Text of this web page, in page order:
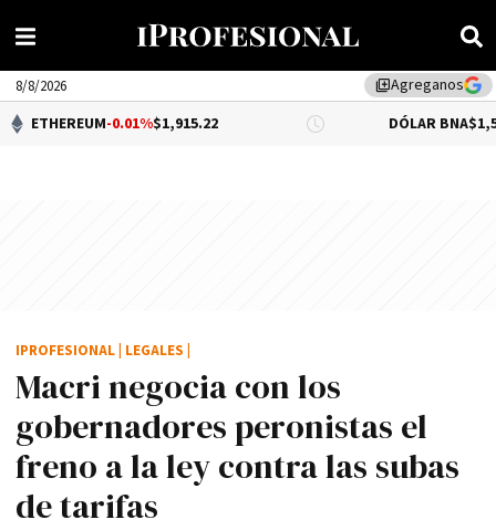
library_addAgreganos
8/8/2026
-0.01%$1,915.22 DÓLAR BNA $1,520.00
Macri negocia con los
gobernadores peronistas el
freno a la ley contra las subas
de tarifas
IPROFESIONAL LEGALES